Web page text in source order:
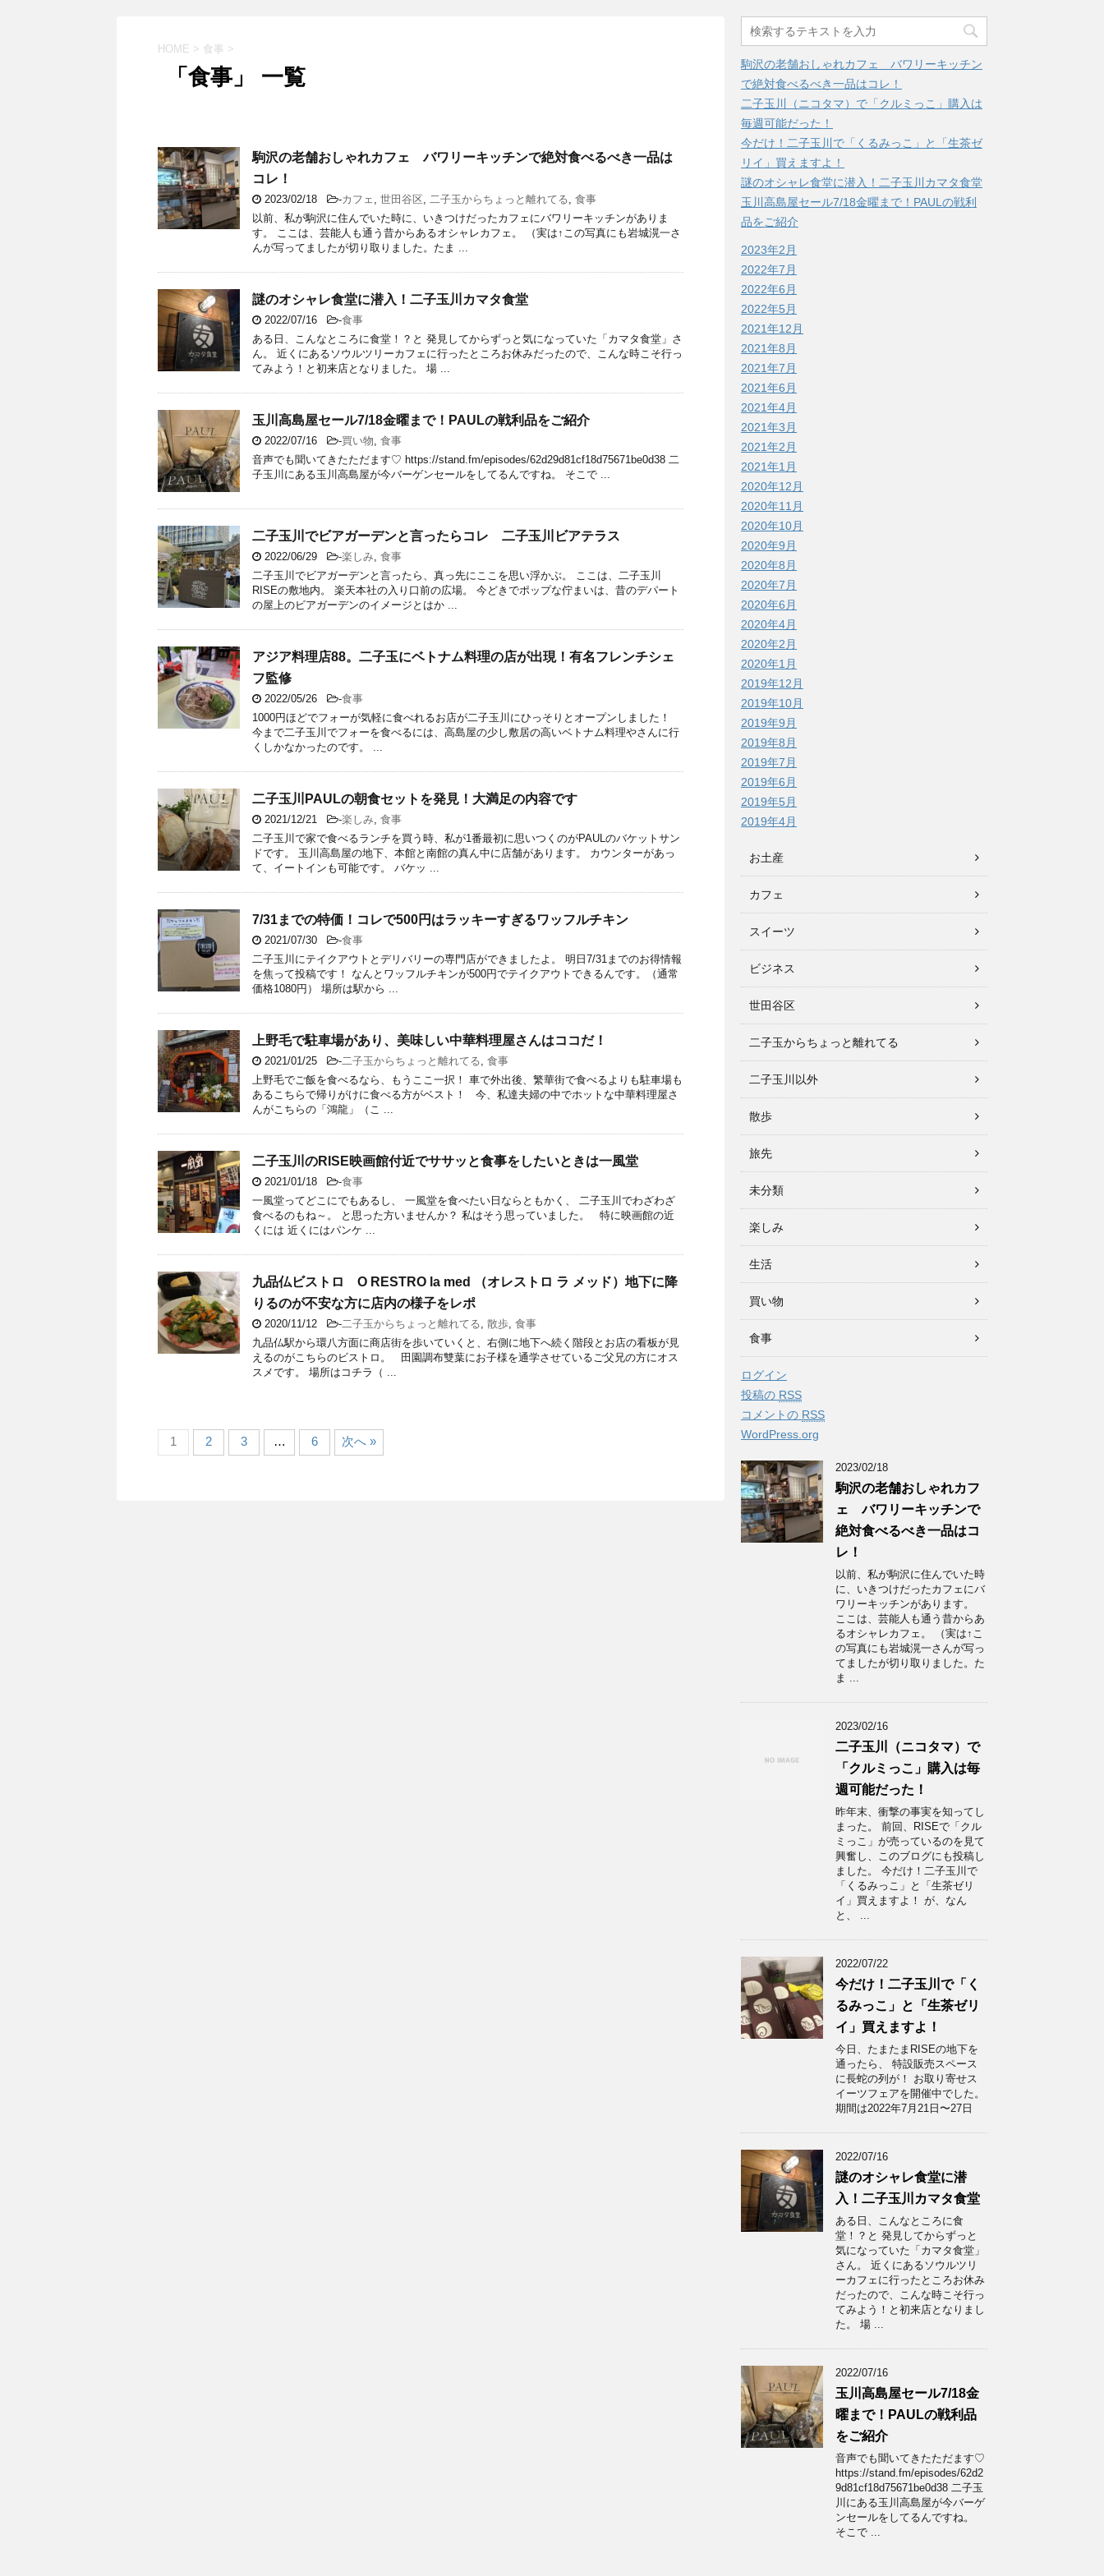
HOME > 食事 >
「食事」 一覧
駒沢の老舗おしゃれカフェ バワリーキッチンで絶対食べるべき一品は
コレ！
2023/02/18 -カフェ , 世田谷区, 二子玉からちょっと離れてる, 食事
以前、私が駒沢に住んでいた時に、いきつけだったカフェにバワリーキッチンがありま
す。 ここは、芸能人も通う昔からあるオシャレカフェ。 （実は↑この写真にも岩城滉一さ
んが写ってましたが切り取りました。たま ...
謎のオシャレ食堂に潜入！二子玉川カマタ食堂
2022/07/16 -食事
ある日、こんなところに食堂！？と 発見してからずっと気になっていた「カマタ食堂」さ
ん。 近くにあるソウルツリーカフェに行ったところお休みだったので、こんな時こそ行っ
てみよう！と初来店となりました。 場 ...
玉川高島屋セール7/18金曜まで！PAULの戦利品をご紹介
2022/07/16 -買い物, 食事
音声でも聞いてきたただます♡ https://stand.fm/episodes/62d29d81cf18d75671be0d38 二
子玉川にある玉川高島屋が今バーゲンセールをしてるんですね。 そこで ...
二子玉川でビアガーデンと言ったらコレ 二子玉川ビアテラス
2022/06/29 -楽しみ, 食事
二子玉川でビアガーデンと言ったら、真っ先にここを思い浮かぶ。 ここは、二子玉川
RISEの敷地内。 楽天本社の入り口前の広場。 今どきでポップな佇まいは、昔のデパート
の屋上のビアガーデンのイメージとはか ...
アジア料理店88。二子玉にベトナム料理の店が出現！有名フレンチシェ
フ監修
2022/05/26 -食事
1000円ほどでフォーが気軽に食べれるお店が二子玉川にひっそりとオープンしました！
今まで二子玉川でフォーを食べるには、高島屋の少し敷居の高いベトナム料理やさんに行
くしかなかったのです。 ...
二子玉川PAULの朝食セットを発見！大満足の内容です
2021/12/21 -楽しみ, 食事
二子玉川で家で食べるランチを買う時、私が1番最初に思いつくのがPAULのバケットサン
ドです。 玉川高島屋の地下、本館と南館の真ん中に店舗があります。 カウンターがあっ
て、イートインも可能です。 バケッ ...
7/31までの特価！コレで500円はラッキーすぎるワッフルチキン
2021/07/30 -食事
二子玉川にテイクアウトとデリバリーの専門店ができましたよ。 明日7/31までのお得情報
を焦って投稿です！ なんとワッフルチキンが500円でテイクアウトできるんです。（通常
価格1080円） 場所は駅から ...
上野毛で駐車場があり、美味しい中華料理屋さんはココだ！
2021/01/25 -二子玉からちょっと離れてる, 食事
上野毛でご飯を食べるなら、もうここ一択！ 車で外出後、繁華街で食べるよりも駐車場も
あるこちらで帰りがけに食べる方がベスト！ 今、私達夫婦の中でホットな中華料理屋さ
んがこちらの「鴻龍」（こ ...
二子玉川のRISE映画館付近でササッと食事をしたいときは一風堂
2021/01/18 -食事
一風堂ってどこにでもあるし、 一風堂を食べたい日ならともかく、 二子玉川でわざわざ
食べるのもね～。 と思った方いませんか？ 私はそう思っていました。 特に映画館の近
くには 近くにはパンケ ...
九品仏ビストロ O RESTRO la med （オレストロ ラ メッド）地下に降
りるのが不安な方に店内の様子をレポ
2020/11/12 -二子玉からちょっと離れてる, 散歩, 食事
九品仏駅から環八方面に商店街を歩いていくと、右側に地下へ続く階段とお店の看板が見
えるのがこちらのビストロ。 田園調布雙葉にお子様を通学させているご父兄の方にオス
スメです。 場所はコチラ（ ...
1 2 3 … 6 次へ »
駒沢の老舗おしゃれカフェ バワリーキッチン
で絶対食べるべき一品はコレ！
二子玉川（ニコタマ）で「クルミっこ」購入は
毎週可能だった！
今だけ！二子玉川で「くるみっこ」と「生茶ゼ
リイ」買えますよ！
謎のオシャレ食堂に潜入！二子玉川カマタ食堂
玉川高島屋セール7/18金曜まで！PAULの戦利
品をご紹介
2023年2月
2022年7月
2022年6月
2022年5月
2021年12月
2021年8月
2021年7月
2021年6月
2021年4月
2021年3月
2021年2月
2021年1月
2020年12月
2020年11月
2020年10月
2020年9月
2020年8月
2020年7月
2020年6月
2020年4月
2020年2月
2020年1月
2019年12月
2019年10月
2019年9月
2019年8月
2019年7月
2019年6月
2019年5月
2019年4月
お土産
カフェ
スイーツ
ビジネス
世田谷区
二子玉からちょっと離れてる
二子玉川以外
散歩
旅先
未分類
楽しみ
生活
買い物
食事
ログイン
投稿の RSS
コメントの RSS
WordPress.org
2023/02/18
駒沢の老舗おしゃれカフ
ェ バワリーキッチンで
絶対食べるべき一品はコ
レ！
以前、私が駒沢に住んでいた時
に、いきつけだったカフェにバ
ワリーキッチンがあります。
ここは、芸能人も通う昔からあ
るオシャレカフェ。 （実は↑こ
の写真にも岩城滉一さんが写っ
てましたが切り取りました。た
ま ...
2023/02/16
二子玉川（ニコタマ）で
「クルミっこ」購入は毎
週可能だった！
昨年末、衝撃の事実を知ってし
まった。 前回、RISEで「クル
ミっこ」が売っているのを見て
興奮し、このブログにも投稿し
ました。 今だけ！二子玉川で
「くるみっこ」と「生茶ゼリ
イ」買えますよ！ が、なん
と、 ...
2022/07/22
今だけ！二子玉川で「く
るみっこ」と「生茶ゼリ
イ」買えますよ！
今日、たまたまRISEの地下を
通ったら、 特設販売スペース
に長蛇の列が！ お取り寄せス
イーツフェアを開催中でした。
期間は2022年7月21日〜27日
2022/07/16
謎のオシャレ食堂に潜
入！二子玉川カマタ食堂
ある日、こんなところに食
堂！？と 発見してからずっと
気になっていた「カマタ食堂」
さん。 近くにあるソウルツリ
ーカフェに行ったところお休み
だったので、こんな時こそ行っ
てみよう！と初来店となりまし
た。 場 ...
2022/07/16
玉川高島屋セール7/18金
曜まで！PAULの戦利品
をご紹介
音声でも聞いてきたただます♡
https://stand.fm/episodes/62d2
9d81cf18d75671be0d38 二子玉
川にある玉川高島屋が今バーゲ
ンセールをしてるんですね。
そこで ...